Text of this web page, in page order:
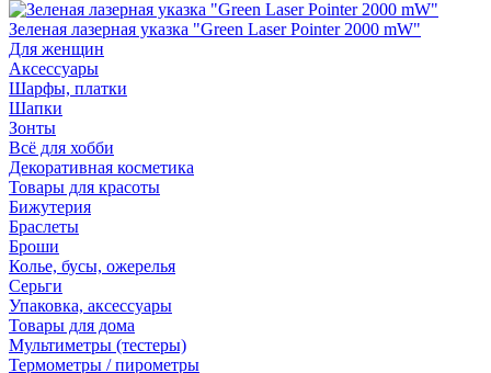
Зеленая лазерная указка "Green Laser Pointer 2000 mW"
Для женщин
Аксессуары
Шарфы, платки
Шапки
Зонты
Всё для хобби
Декоративная косметика
Товары для красоты
Бижутерия
Браслеты
Броши
Колье, бусы, ожерелья
Серьги
Упаковка, аксессуары
Товары для дома
Мультиметры (тестеры)
Термометры / пирометры